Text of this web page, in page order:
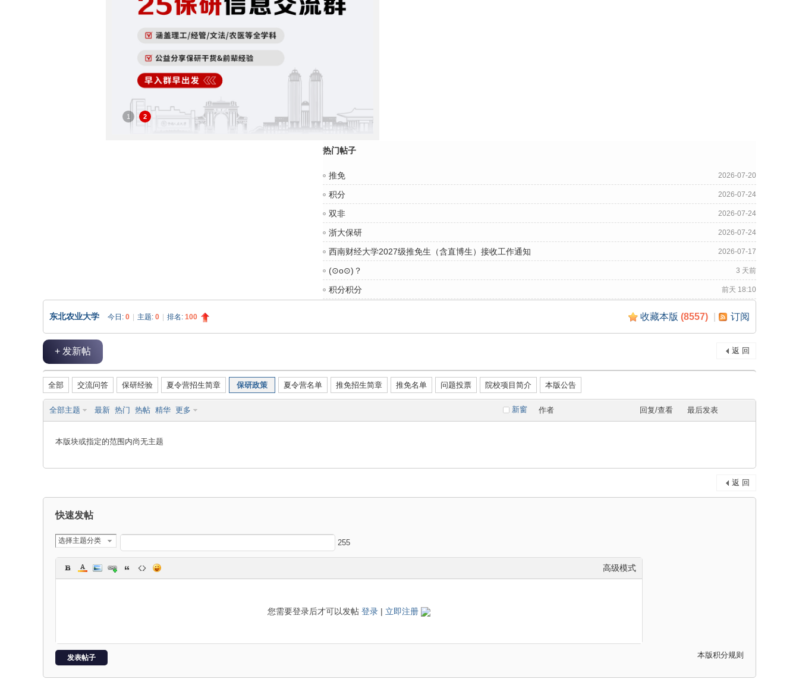
› ›
1 2
热门帖子
推免 2026-07-20
积分 2026-07-24
双非 2026-07-24
浙大保研 2026-07-24
西南财经大学2027级推免生（含直博生）接收工作通知 2026-07-17
(⊙o⊙)？ 3 天前
积分积分 前天 18:10
收藏本版 (8557) 订阅
东北农业大学 今日: 0 主题: 0 排名: 100
返 回
+ 发新帖
全部 交流问答 保研经验 夏令营招生简章 保研政策 夏令营名单 推免招生简章 推免名单 问题投票 院校项目简介 本版公告
新窗
全部主题 最新 热门 热帖 精华 更多 作者 回复/查看 最后发表
本版块或指定的范围内尚无主题
返 回
快速发帖
选择主题分类 255
高级模式
您需要登录后才可以发帖 登录 | 立即注册
本版积分规则
发表帖子